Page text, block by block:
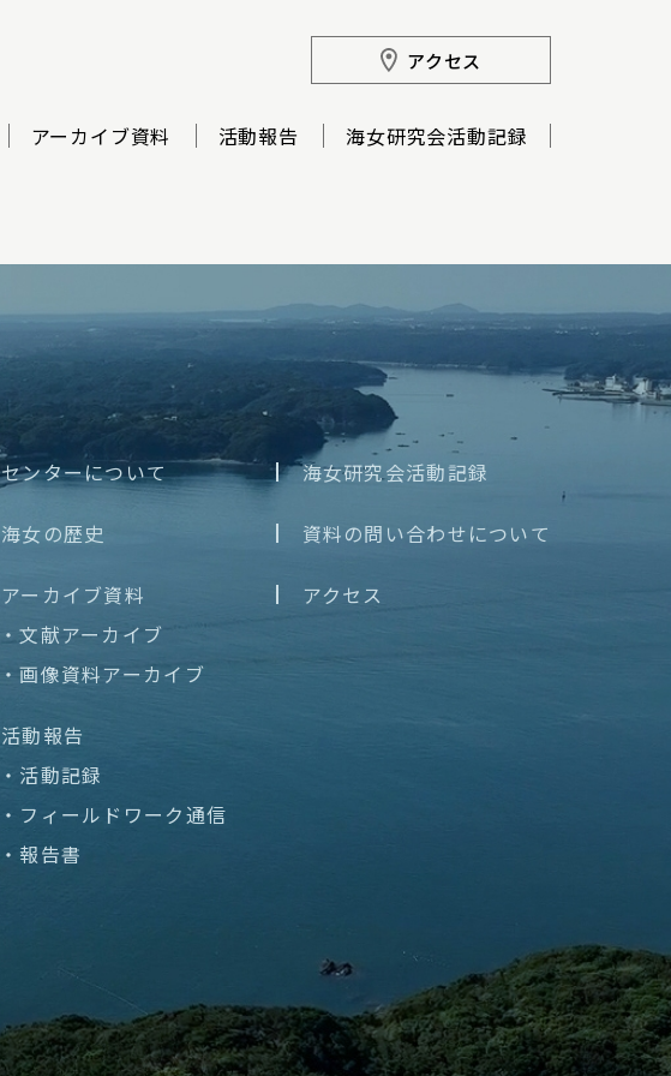
アクセス
アーカイブ資料 活動報告 海女研究会活動記録
センターについて
海女の歴史
アーカイブ資料
・文献アーカイブ
・画像資料アーカイブ
活動報告
・活動記録
・フィールドワーク通信
・報告書
海女研究会活動記録
資料の問い合わせについて
アクセス